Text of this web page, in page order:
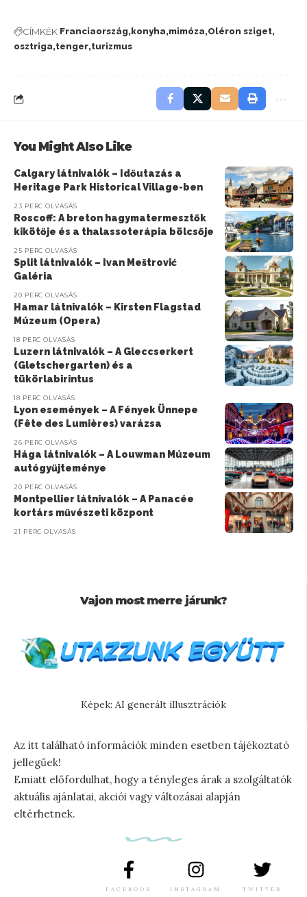
CÍMKÉK Franciaország konyha mimóza Oléron sziget
osztriga tenger turizmus
You Might Also Like
Calgary látnivalók – Időutazás a
Heritage Park Historical Village-ben
23 PERC OLVASÁS
Roscoff: A breton hagymatermesztők
kikötője és a thalassoterápia bölcsője
25 PERC OLVASÁS
Split látnivalók – Ivan Meštrović
Galéria
20 PERC OLVASÁS
Hamar látnivalók – Kirsten Flagstad
Múzeum (Opera)
18 PERC OLVASÁS
Luzern látnivalók – A Gleccserkert
(Gletschergarten) és a
tükörlabirintus
18 PERC OLVASÁS
Lyon események – A Fények Ünnepe
(Fête des Lumières) varázsa
26 PERC OLVASÁS
Hága látnivalók – A Louwman Múzeum
autógyűjteménye
20 PERC OLVASÁS
Montpellier látnivalók – A Panacée
kortárs művészeti központ
21 PERC OLVASÁS
Vajon most merre járunk?
Képek: AI generált illusztrációk
Az itt található információk minden esetben tájékoztató
jellegűek!
Emiatt előfordulhat, hogy a tényleges árak a szolgáltatók
aktuális ajánlatai, akciói vagy változásai alapján
eltérhetnek.
FACEBOOK INSTAGRAM TWITTER